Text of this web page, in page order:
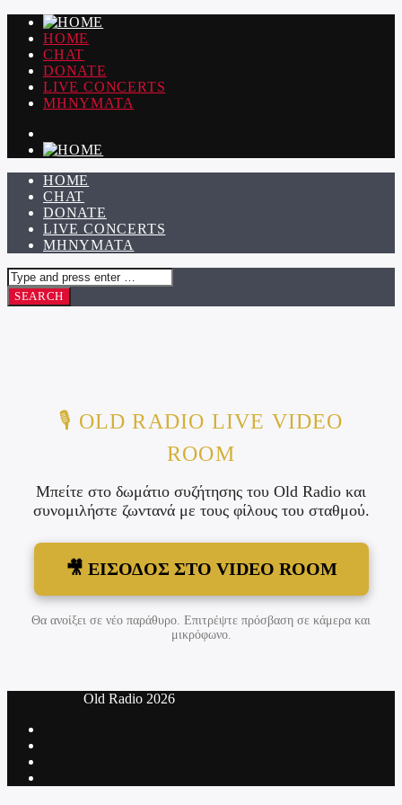
HOME
CHAT
DONATE
LIVE CONCERTS
ΜΗΝΥΜΑΤΑ
HOME
CHAT
DONATE
LIVE CONCERTS
ΜΗΝΥΜΑΤΑ
🎙️ OLD RADIO LIVE VIDEO
ROOM
Μπείτε στο δωμάτιο συζήτησης του Old Radio και
συνομιλήστε ζωντανά με τους φίλους του σταθμού.
🎥 ΕΙΣΟΔΟΣ ΣΤΟ VIDEO ROOM
Θα ανοίξει σε νέο παράθυρο. Επιτρέψτε πρόσβαση σε κάμερα και
μικρόφωνο.
‎ Old Radio 2026